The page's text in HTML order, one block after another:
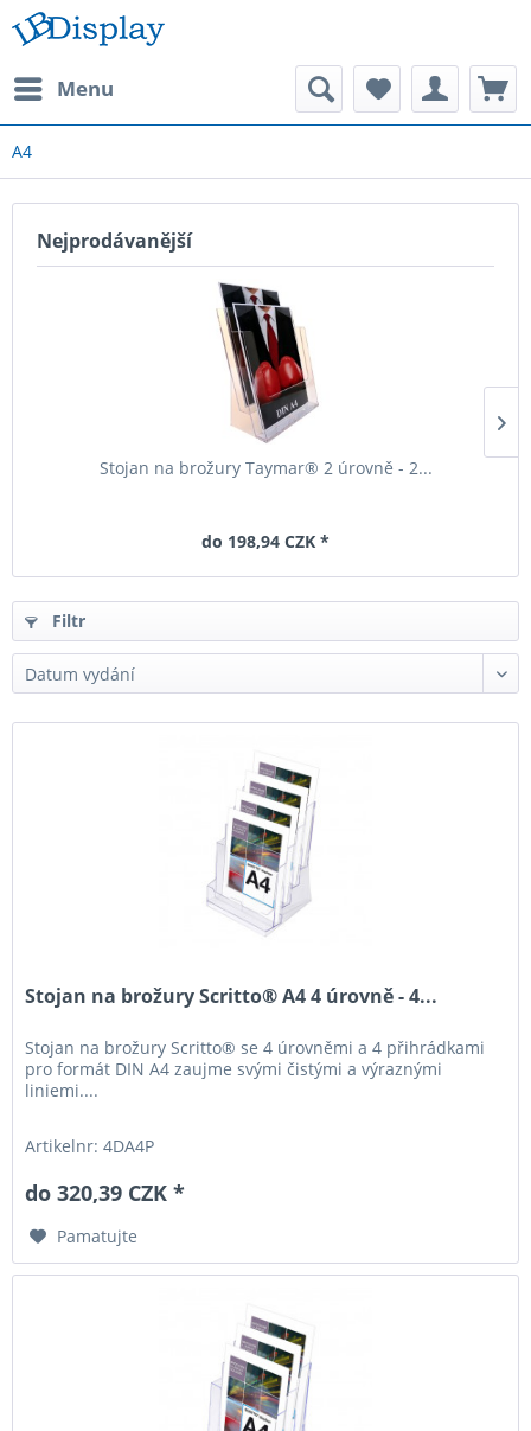
Menu
A4
Nejprodávanější
Stojan na brožury Taymar® 2 úrovně - 2...
do 198,94 CZK *
Filtr
Stojan na brožury Scritto® A4 4 úrovně - 4...
Stojan na brožury Scritto® se 4 úrovněmi a 4 přihrádkami
pro formát DIN A4 zaujme svými čistými a výraznými
liniemi....
Artikelnr: 4DA4P
do 320,39 CZK *
Pamatujte